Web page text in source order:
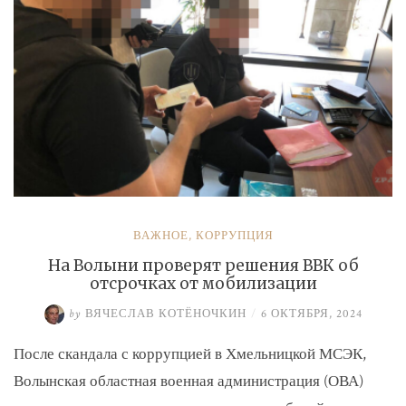
ВАЖНОЕ, КОРРУПЦИЯ
На Волыни проверят решения ВВК об
отсрочках от мобилизации
by ВЯЧЕСЛАВ КОТЁНОЧКИН / 6 ОКТЯБРЯ, 2024
После скандала с коррупцией в Хмельницкой МСЭК,
Волынская областная военная администрация (ОВА)